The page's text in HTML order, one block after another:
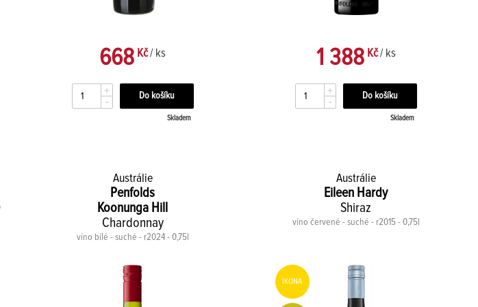
668 Kč/ ks
+
-
Skladem
1 388Kč/ ks
+
-
Skladem
Austrálie
Penfolds
Koonunga Hill
Chardonnay
víno bílé - suché - r2024 - 0,75l
Austrálie
Eileen Hardy
Shiraz
víno červené - suché - r2015 - 0,75l
IKONA